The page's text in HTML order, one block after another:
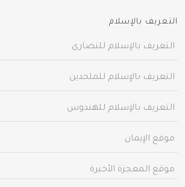
التعريف بالإسلام
التعريف بالإسلام للنصارى
التعريف بالإسلام للملحدين
التعريف بالإسلام للهندوس
موقع الإيمان
موقع المعجزة الأخيرة